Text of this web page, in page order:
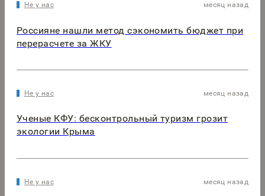
Не у нас месяц назад
Россияне нашли метод сэкономить бюджет при
перерасчете за ЖКУ
Не у нас месяц назад
Ученые КФУ: бесконтрольный туризм грозит
экологии Крыма
Не у нас месяц назад